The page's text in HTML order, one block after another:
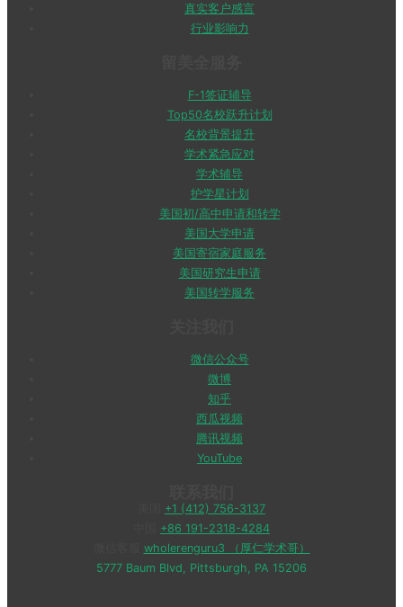
真实客户感言
行业影响力
F-1签证辅导
Top50名校跃升计划
名校背景提升
学术紧急应对
学术辅导
护学星计划
美国初/高中申请和转学
美国大学申请
美国寄宿家庭服务
美国研究生申请
美国转学服务
微信公众号
微博
知乎
西瓜视频
腾讯视频
YouTube
+1 (412) 756-3137
+86 191-2318-4284
wholerenguru3 （厚仁学术哥）
5777 Baum Blvd, Pittsburgh, PA 15206